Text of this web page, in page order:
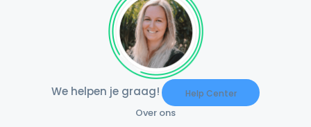
We helpen je graag! Help Center
Over ons